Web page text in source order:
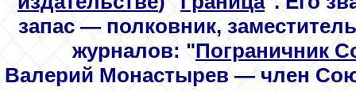
запас — полковник,
журналов: "Пограничник
Валерий Монастырев — член